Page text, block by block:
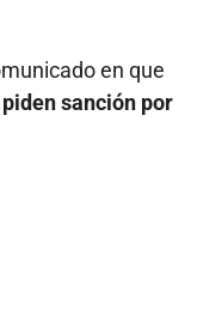
en que
sanción por